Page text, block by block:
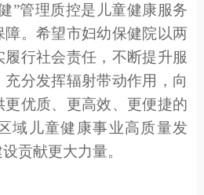
”管理质控是 儿童健康服务
障。希望市妇幼保健院 以两
行社会责任，不断提升服
分发挥辐射带动作用， 向
更优质、更高效、更便捷的
域 儿童健康事业高质量发
贡献更大力量。